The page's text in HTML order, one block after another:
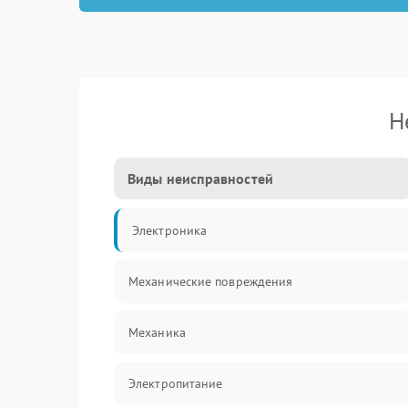
Виды неисправностей
Электроника
Механические повреждения
Механика
Электропитание